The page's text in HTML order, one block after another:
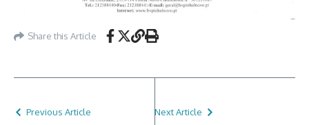
Share this Article
Previous Article Next Article